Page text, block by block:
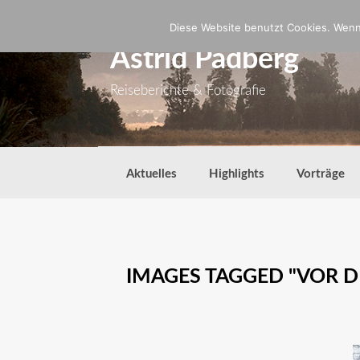
Astrid Padberg
Reiseberichte & Fotografie
Aktuelles Highlights Vorträge
IMAGES TAGGED "VOR
Diese Website benutzt Cookies.